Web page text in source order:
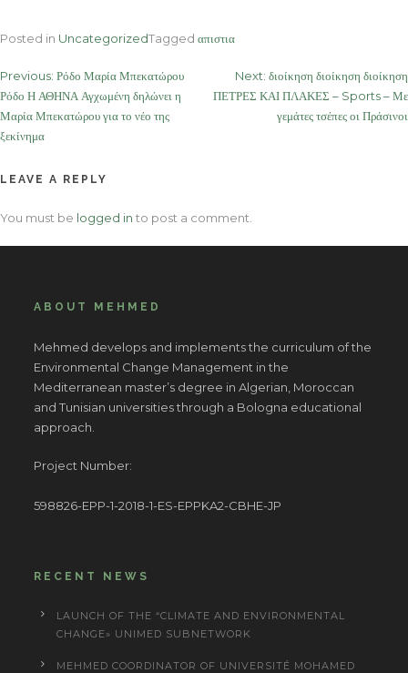
Posted in UncategorizedTagged απιστια
Post
navigation
Previous: Ρόδο Μαρία Μπεκατώρου
Ρόδο Η ΑΘΗΝΑ Αγχωμένη δηλώνει η
Μαρία Μπεκατώρου για το νέο της
ξεκίνημα
Next: διοίκηση διοίκηση διοίκηση
ΠΕΤΡΕΣ ΚΑΙ ΠΛΑΚΕΣ – Sports – Με
γεμάτες τσέπες οι Πράσινοι
LEAVE A REPLY
You must be logged in to post a comment.
ABOUT MEHMED
Mehmed develops and implements the curriculum of the
Environmental Change Management in the
Mediterranean master’s degree in Algerian, Moroccan
and Tunisian universities through a Bologna educational
approach.
Project Number:
598826-EPP-1-2018-1-ES-EPPKA2-CBHE-JP
RECENT NEWS
LAUNCH OF THE “CLIMATE AND ENVIRONMENTAL
CHANGE» UNIMED SUBNETWORK
MEHMED COORDINATOR OF UNIVERSITÉ MOHAMED